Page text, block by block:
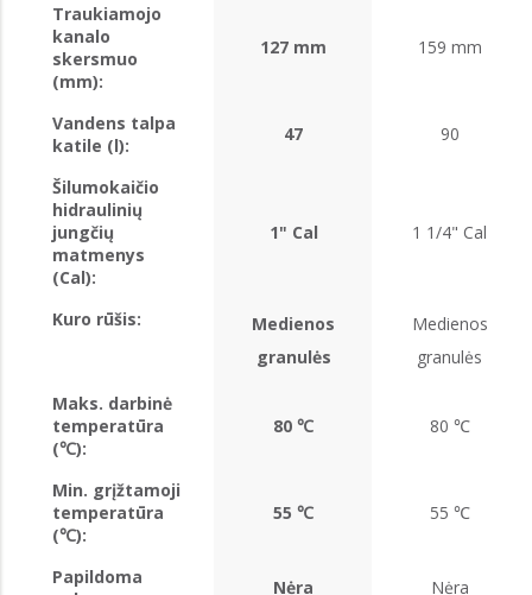
Traukiamojo
kanalo
skersmuo
(mm):
127 mm 159 mm
Vandens talpa
katile (l):
47 90
Šilumokaičio
hidraulinių
jungčių
matmenys
(Cal):
1" Cal 1 1/4" Cal
Kuro rūšis:
Medienos
granulės
Medienos
granulės
Maks. darbinė
temperatūra
(℃):
80 ℃ 80 ℃
Min. grįžtamoji
temperatūra
(℃):
55 ℃ 55 ℃
Papildoma
Nėra Nėra